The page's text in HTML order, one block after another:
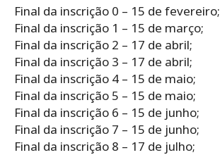
Final da inscrição 0 – 15 de fevereiro;
Final da inscrição 1 – 15 de março;
Final da inscrição 2 – 17 de abril;
Final da inscrição 3 – 17 de abril;
Final da inscrição 4 – 15 de maio;
Final da inscrição 5 – 15 de maio;
Final da inscrição 6 – 15 de junho;
Final da inscrição 7 – 15 de junho;
Final da inscrição 8 – 17 de julho;